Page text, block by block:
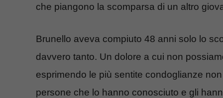
che piangono la scomparsa di un altro
Brunello aveva compiuto 48 anni solo lo
davvero tanto. Un dolore a cui non
esprimendo le più sentite condoglianze
persone che lo hanno conosciuto e gli